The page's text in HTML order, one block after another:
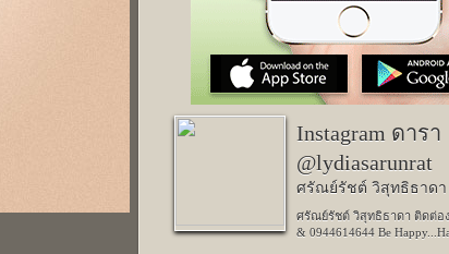
Instagram ดารา
@lydiasarunrat
ศรัณย์รัชต์ วิสุทธิธาดา
ศรัณย์รัชต์ วิสุทธิธาดา ติดต่อง
& 0944614644 Be